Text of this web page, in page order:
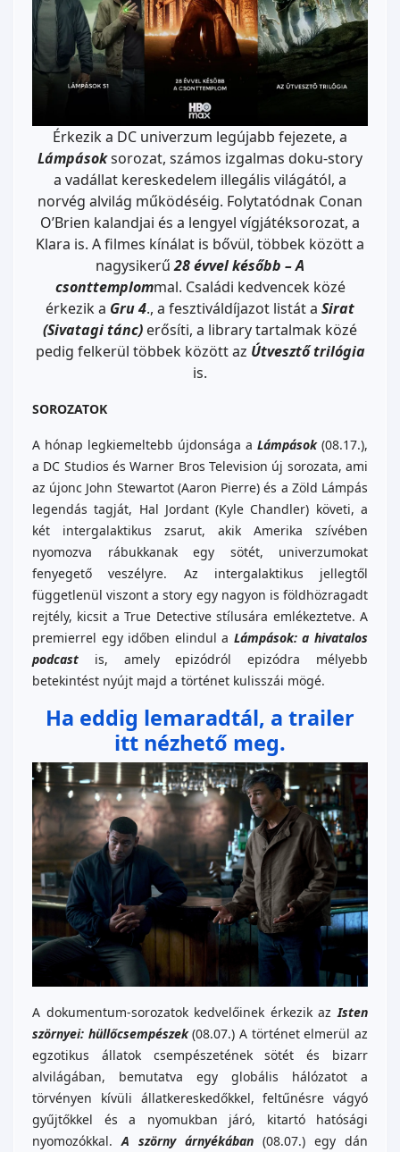
Érkezik a DC univerzum legújabb fejezete, a
Lámpásoksorozat, számos izgalmas doku-story
a vadállat kereskedelem illegális világától, a
norvég alvilág működéséig. Folytatódnak Conan
O’Brien kalandjai és a lengyel vígjátéksorozat, a
Klara is. A filmes kínálat is bővül, többek között a
nagysikerű28 évvel később – A
csonttemplommal. Családi kedvencek közé
érkezik a Gru 4., a fesztiváldíjazot listát a Sirat
(Sivatagi tánc) erősíti, a library tartalmak közé
pedig felkerül többek között az Útvesztő trilógia
is.
SOROZATOK
A hónap legkiemeltebb újdonsága a Lámpások (08.17.),
a DC Studios és Warner Bros Television új sorozata, ami
az újonc John Stewartot (Aaron Pierre) és a Zöld Lámpás
legendás tagját, Hal Jordant (Kyle Chandler) követi, a
két intergalaktikus zsarut, akik Amerika szívében
nyomozva rábukkanak egy sötét, univerzumokat
fenyegető veszélyre. Az intergalaktikus jellegtől
függetlenül viszont a story egy nagyon is földhözragadt
rejtély, kicsit a True Detective stílusára emlékeztetve. A
premierrel egy időben elindul a Lámpások: a hivatalos
podcast is, amely epizódról epizódra mélyebb
betekintést nyújt majd a történet kulisszái mögé.
Ha eddig lemaradtál, a trailer
itt nézhető meg.
A dokumentum-sorozatok kedvelőinek érkezik az Isten
szörnyei: hüllőcsempészek(08.07.) A történet elmerül az
egzotikus állatok csempészetének sötét és bizarr
alvilágában, bemutatva egy globális hálózatot a
törvényen kívüli állatkereskedőkkel, feltűnésre vágyó
gyűjtőkkel és a nyomukban járó, kitartó hatósági
nyomozókkal. A szörny árnyékában (08.07.) egy dán